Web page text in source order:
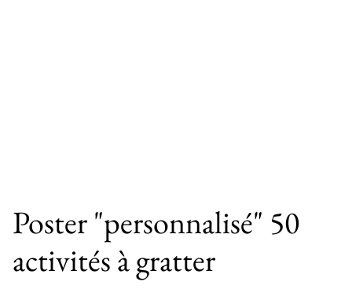
Poster "personnalisé" 50
activités à gratter